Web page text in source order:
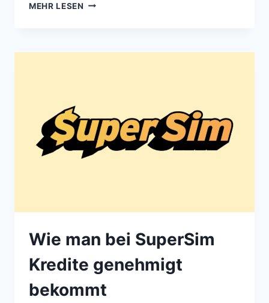
MEHR LESEN
Wie man bei SuperSim
Kredite genehmigt
bekommt